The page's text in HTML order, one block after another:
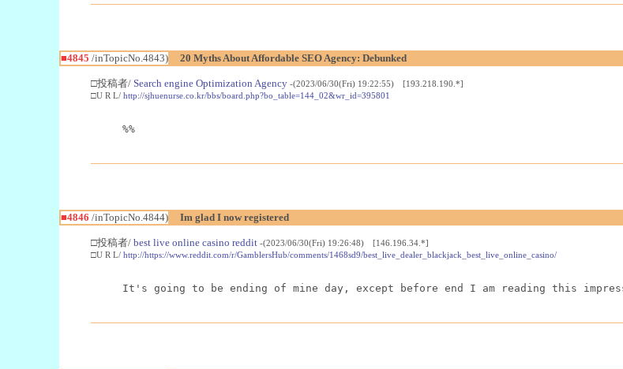
■4845 /inTopicNo.4843) 20 Myths About Affordable SEO Agency: Debunked
□投稿者/ Search engine Optimization Agency -(2023/06/30(Fri) 19:22:55) [193.218.190.*]
□U R L/ http://sjhuenurse.co.kr/bbs/board.php?bo_table=144_02&wr_id=395801
%%
■4846 /inTopicNo.4844) Im glad I now registered
□投稿者/ best live online casino reddit -(2023/06/30(Fri) 19:26:48) [146.196.34.*]
□U R L/ http://https://www.reddit.com/r/GamblersHub/comments/1468sd9/best_live_dealer_blackjack_best_live_online_casino/
It's going to be ending of mine day, except before end I am reading this